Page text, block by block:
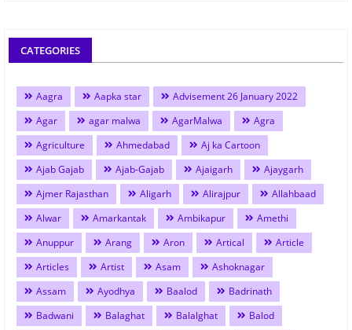
CATEGORIES
Aagra Aapka star
Advisement 26 January 2022
Agar
agar malwa AgarMalwa
Agra
Agriculture
Ahmedabad
Aj ka Cartoon
Ajab Gajab
Ajab-Gajab Ajaigarh
Ajaygarh
Ajmer Rajasthan
Aligarh Alirajpur
Allahbaad
Alwar
Amarkantak Ambikapur
Amethi
Anuppur
Arang Aron Artical
Article
Articles
Artist Asam
Ashoknagar
Assam
Ayodhya Baalod
Badrinath
Badwani
Balaghat Balalghat
Balod